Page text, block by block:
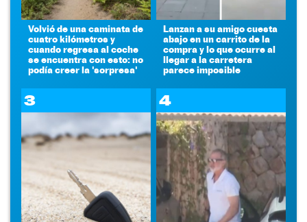
Volvió de una caminata de
cuatro kilómetros y
cuando regresa al coche
se encuentra con esto: no
podía creer la 'sorpresa'
Lanzan a su amigo cuesta
abajo en un carrito de la
compra y lo que ocurre al
llegar a la carretera
parece imposible
3 4